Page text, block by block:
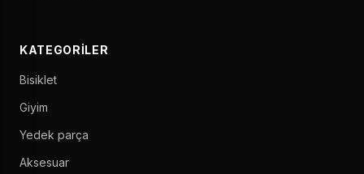
KATEGORILER
Bisiklet
Giyim
Yedek parça
Aksesuar